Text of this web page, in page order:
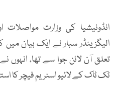
انڈونیشیا کی وزارت مواصلات
الیگزینڈر سبار نے ایک بیان
تعلق آن لائن جوا سے تھا، انہوں
ٹک ٹاک کے لائیو اسٹریم فیچر کا